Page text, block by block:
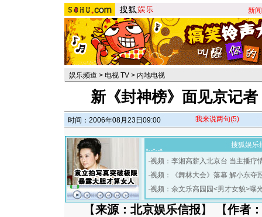
新闻
娱乐频道 > 电视 TV > 内地电视
新《封神榜》面见京记
时间：2006年08月23日09:00 我来说两句(5)
搜狐娱乐
·视频：李湘高薪入北京台 当主播疗
·视频：《舞林大会》落幕 解小东夺
·视频：余文乐高园园<男才女貌>曝
【来源：北京娱乐信报】 【作者